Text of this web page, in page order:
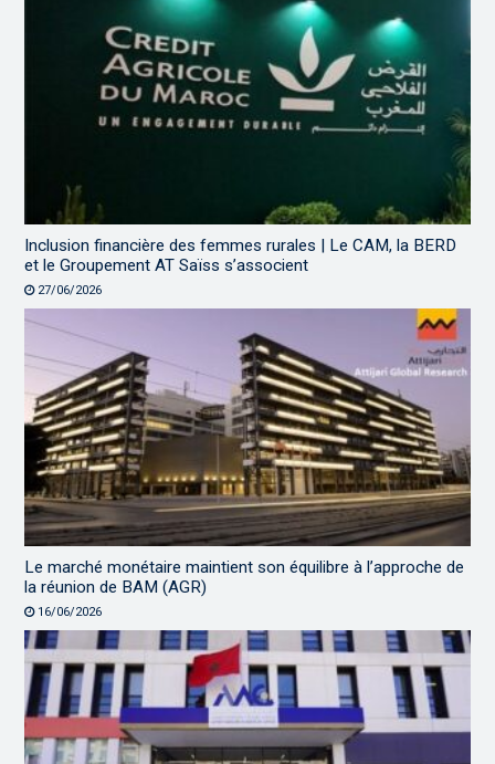
Inclusion financière des femmes rurales | Le CAM, la BERD
et le Groupement AT Saïss s’associent
27/06/2026
Le marché monétaire maintient son équilibre à l’approche de
la réunion de BAM (AGR)
16/06/2026